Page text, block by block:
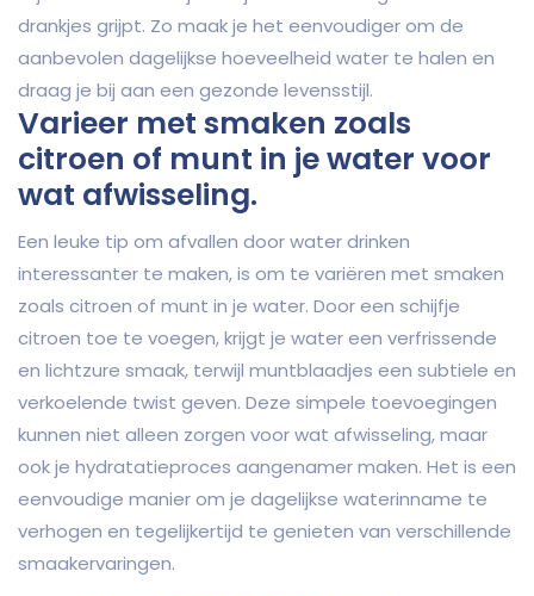
drankjes grijpt. Zo maak je het eenvoudiger om de
aanbevolen dagelijkse hoeveelheid water te halen en
draag je bij aan een gezonde levensstijl.
Varieer met smaken zoals
citroen of munt in je water voor
wat afwisseling.
Een leuke tip om afvallen door water drinken
interessanter te maken, is om te variëren met smaken
zoals citroen of munt in je water. Door een schijfje
citroen toe te voegen, krijgt je water een verfrissende
en lichtzure smaak, terwijl muntblaadjes een subtiele en
verkoelende twist geven. Deze simpele toevoegingen
kunnen niet alleen zorgen voor wat afwisseling, maar
ook je hydratatieproces aangenamer maken. Het is een
eenvoudige manier om je dagelijkse waterinname te
verhogen en tegelijkertijd te genieten van verschillende
smaakervaringen.